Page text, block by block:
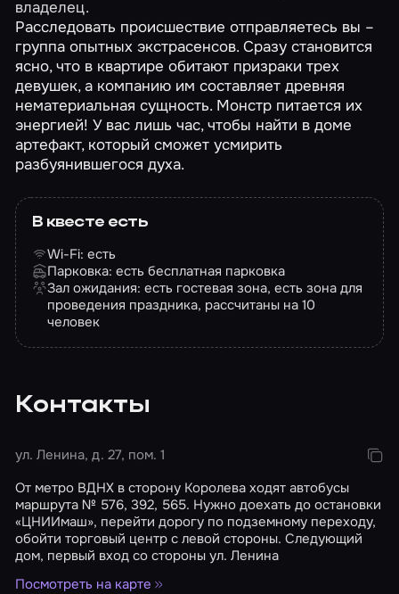
владелец.
Расследовать происшествие отправляетесь вы –
группа опытных экстрасенсов. Сразу становится
ясно, что в квартире обитают призраки трех
девушек, а компанию им составляет древняя
нематериальная сущность. Монстр питается их
энергией! У вас лишь час, чтобы найти в доме
артефакт, который сможет усмирить
разбуянившегося духа.
В квесте есть
Wi-Fi: есть
Парковка: есть бесплатная парковка
Зал ожидания: есть гостевая зона, есть зона для
проведения праздника, рассчитаны на 10
человек
Контакты
ул. Ленина, д. 27, пом. 1
От метро ВДНХ в сторону Королева ходят автобусы
маршрута № 576, 392, 565. Нужно доехать до остановки
«ЦНИИмаш», перейти дорогу по подземному переходу,
обойти торговый центр с левой стороны. Следующий
дом, первый вход со стороны ул. Ленина
Посмотреть на карте